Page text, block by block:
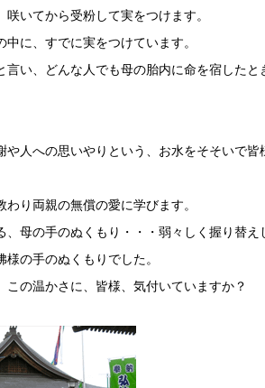
咲いてから受粉して実をつけます。
中に、すでに実をつけています。
言い、どんな人でも母の胎内に命を宿した
や人への思いやりという、お水をそそいで
わり両親の無償の愛に学びます。
、母の手のぬくもり・・・弱々しく握り替
様の手のぬくもりでした。
この温かさに、皆様、気付いていますか？